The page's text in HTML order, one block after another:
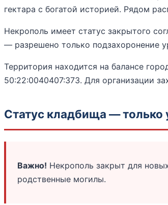
гектара с богатой историей. Рядом
Некрополь имеет статус закрытого
— разрешено только подзахоронение
Территория находится на балансе
50:22:0040407:373. Для организации
Статус кладбища — только
Важно! Некрополь закрыт для
родственные могилы.